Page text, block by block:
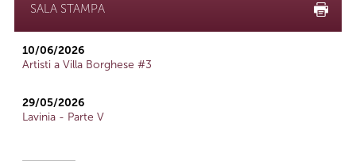
SALA STAMPA
10/06/2026
Artisti a Villa Borghese #3
29/05/2026
Lavinia - Parte V